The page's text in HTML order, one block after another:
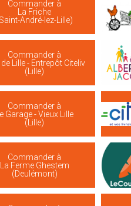
Commander à
La Friche
André-lez-Lille)
Commander à
Lille - Entrepôt Citeliv
(Lille)
Commander à
Le Garage - Vieux Lille
(Lille)
Commander à
La Ferme Ghestem
(Deulémont)